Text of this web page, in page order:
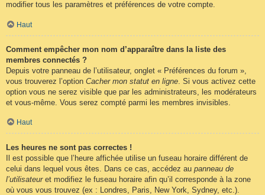
modifier tous les paramètres et préférences de votre compte.
Haut
Comment empêcher mon nom d’apparaître dans la liste des
membres connectés ?
Depuis votre panneau de l’utilisateur, onglet « Préférences du forum »,
vous trouverez l’option Cacher mon statut en ligne . Si vous activez cette
option vous ne serez visible que par les administrateurs, les modérateurs
et vous-même. Vous serez compté parmi les membres invisibles.
Haut
Les heures ne sont pas correctes !
Il est possible que l’heure affichée utilise un fuseau horaire différent de
celui dans lequel vous êtes. Dans ce cas, accédez au panneau de
l’utilisateuret modifiez le fuseau horaire afin qu’il corresponde à la zone
où vous vous trouvez (ex : Londres, Paris, New York, Sydney, etc.).